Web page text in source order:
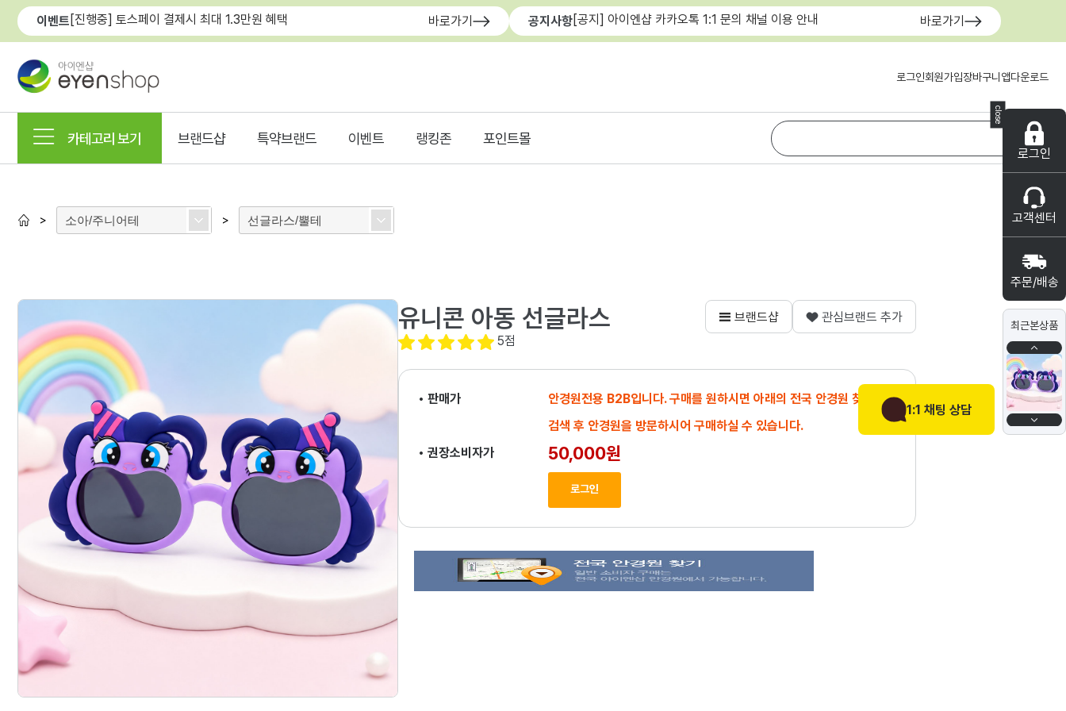
close
로그인
고객센터
주문/배송
최근본상품
1:1 채팅 상담
이벤트 [진행중] 토스페이 결제시 최대 1.3만원 혜택 바로가기 공지사항[공지] 아이엔샵 카카오톡 1:1 문의 채널 이용 안내 바로가기
로그인회원가입장바구니 앱다운로드
카테고리 보기 브랜드샵 특약브랜드 이벤트 랭킹존 포인트몰
> 소아/주니어테 > 선글라스/뿔테
유니콘 아동 선글라스 브랜드샵
관심브랜드 추가
5점
• 판매가
안경원전용 B2B입니다. 구매를 원하시면 아래의 전국 안경원 찾기에서
검색 후 안경원을 방문하시어 구매하실 수 있습니다.
• 권장소비자가
50,000원
로그인